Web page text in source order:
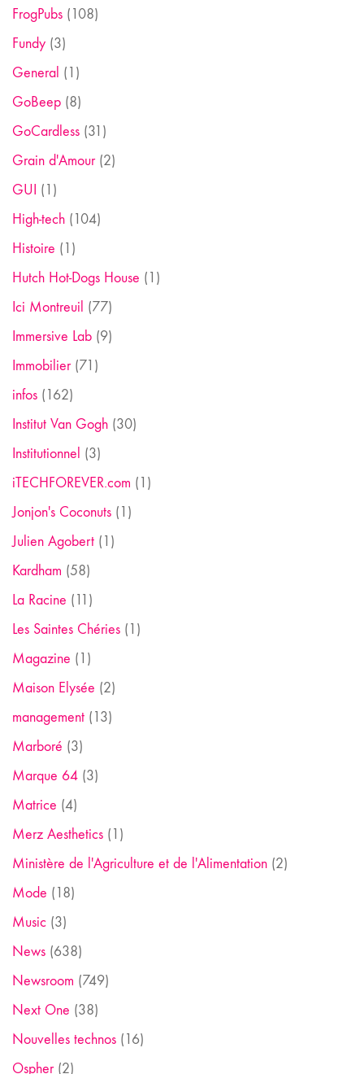
FrogPubs (108)
Fundy (3)
General (1)
GoBeep (8)
GoCardless (31)
Grain d'Amour(2)
GUI (1)
High-tech (104)
Histoire (1)
Hutch Hot-Dogs House (1)
Ici Montreuil (77)
Immersive Lab (9)
Immobilier(71)
infos (162)
Institut Van Gogh (30)
Institutionnel (3)
iTECHFOREVER.com (1)
Jonjon's Coconuts (1)
Julien Agobert (1)
Kardham (58)
La Racine (11)
Les Saintes Chéries (1)
Magazine (1)
Maison Elysée (2)
management (13)
Marboré (3)
Marque 64 (3)
Matrice (4)
Merz Aesthetics (1)
Ministère de l'Agriculture et de l'Alimentation (2)
Mode (18)
Music (3)
News (638)
Newsroom (749)
Next One (38)
Nouvelles technos (16)
Ospher(2)